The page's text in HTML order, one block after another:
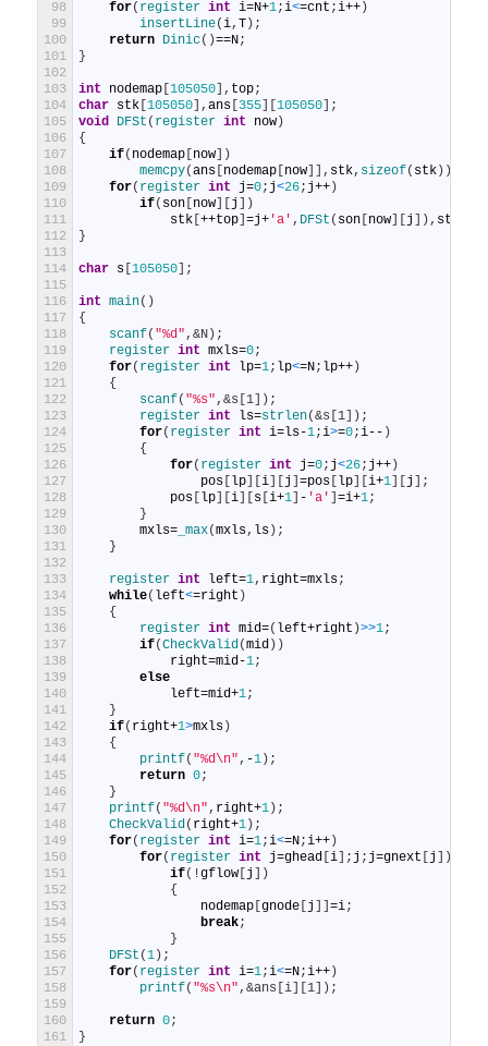
98
99
100
101
102
103
104
105
106
107
108
109
110
111
112
113
114
115
116
117
118
119
120
121
122
123
124
125
126
127
128
129
130
131
132
133
134
135
136
137
138
139
140
141
142
143
144
145
146
147
148
149
150
151
152
153
154
155
156
157
158
159
160
161
for( register int i=N+1;i<=cnt ;i++)
insertLine(i,T) ;
return Dinic( )==N;
}
int nodemap [105050] , top;
char stk [105050] ,ans [355] [105050] ;
void DFSt ( register int now)
{
if( nodemap [now] )
memcpy(ans [nodemap [now] ] , stk, sizeof( stk) )
for( register int j=0; j<26; j++)
if( son [now] [j ] )
stk [++top]=j+ 'a' , DFSt ( son [now] [j ] ) , stk
}
char s [105050] ;
int main( )
{
scanf( "%d" ,&N);
register int mxls=0;
for( register int lp=1; lp<=N; lp++)
{
scanf( "%s" ,&s[1]);
register int ls=strlen(&s[1]);
for( register int i=ls-1;i>=0;i-- )
{
for( register int j=0; j<26; j++)
pos [lp] [i] [j ]=pos [lp] [i+1] [j ] ;
pos [lp] [i] [s [i+1] - 'a' ]=i+1;
}
mxls= _max(mxls, ls) ;
}
register int left=1, right=mxls;
while( left<=right )
{
register int mid=( left+right )>>1;
if(CheckValid(mid) )
right=mid-1;
else
left=mid+1;
}
if( right+1>mxls)
{
printf( "%d\n" , -1) ;
return 0;
}
printf( "%d\n" , right+1) ;
CheckValid( right+1) ;
for( register int i=1;i<=N;i++)
for( register int j=ghead [i] ; j ; j=gnext [j ] )
if( !gflow [j ] )
{
nodemap [gnode [j ] ]=i;
break;
}
DFSt (1) ;
for( register int i=1;i<=N;i++)
printf( "%s\n" ,&ans[i][1]);
return 0;
}